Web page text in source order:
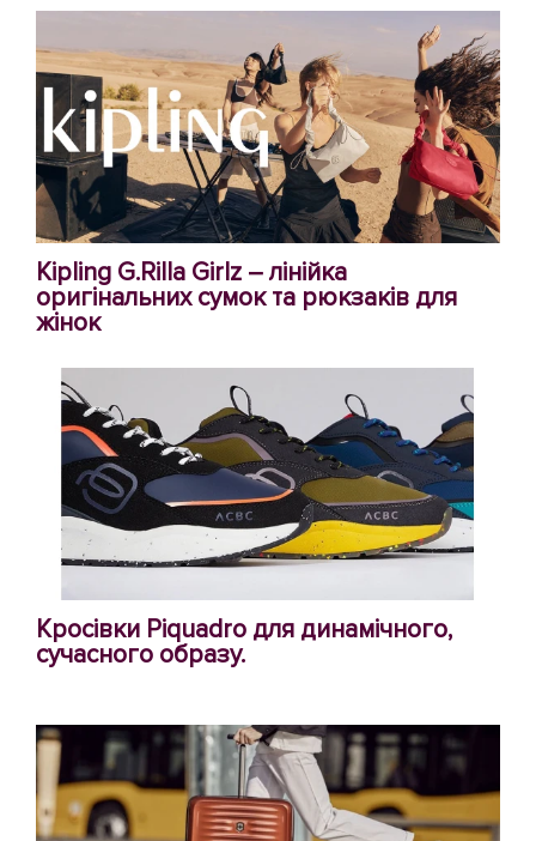
Kipling G.Rilla Girlz – лінійка
оригінальних сумок та рюкзаків для
жінок
Кросівки Piquadro для динамічного,
сучасного образу.